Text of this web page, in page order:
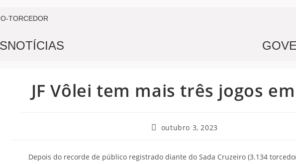
TORCEDOR
NOTÍCIAS
JF Vôlei tem mais três jogos
outubro 3, 2023
Depois do recorde de público registrado diante do Sada Cruzeiro (3.134